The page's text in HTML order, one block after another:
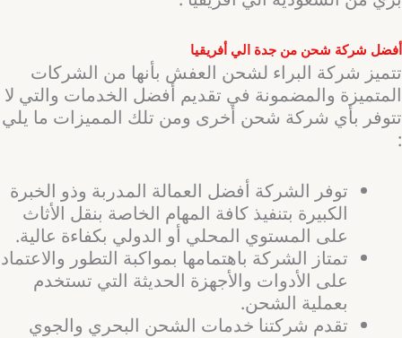
أفضل شركة شحن من جدة الي أفريقيا
تتميز شركة البراء لشحن العفش بأنها من الشركات
المتميزة والمضمونة في تقديم أفضل الخدمات والتي لا
تتوفر بأي شركة شحن أخرى ومن تلك المميزات ما يلي
:
توفر الشركة أفضل العمالة المدربة وذو الخبرة
الكبيرة بتنفيذ كافة المهام الخاصة بنقل الأثاث
على المستوي المحلي أو الدولي بكفاءة عالية.
تمتاز الشركة باهتمامها بمواكبة التطور والاعتماد
على الأدوات والأجهزة الحديثة التي تستخدم
بعملية الشحن.
تقدم شركتنا خدمات الشحن البحري والجوي